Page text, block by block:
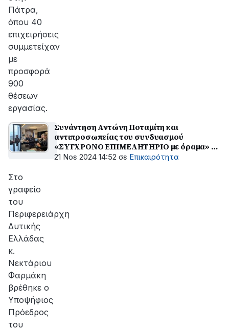
Πάτρα,
όπου 40
επιχειρήσεις
συμμετείχαν
με
προσφορά
900
θέσεων
εργασίας.
Συνάντηση Αντώνη Ποταμίτη και
αντιπροσωπείας του συνδυασμού
«ΣΥΓΧΡΟΝΟ ΕΠΙΜΕΛΗΤΗΡΙΟ με όραμα» με
τον Νεκτάριο Φαρμάκη
21 Νοε 2024 14:52 σε Επικαιρότητα
Στο
γραφείο
του
Περιφερειάρχη
Δυτικής
Ελλάδας
κ.
Νεκτάριου
Φαρμάκη
βρέθηκε ο
Υποψήφιος
Πρόεδρος
του